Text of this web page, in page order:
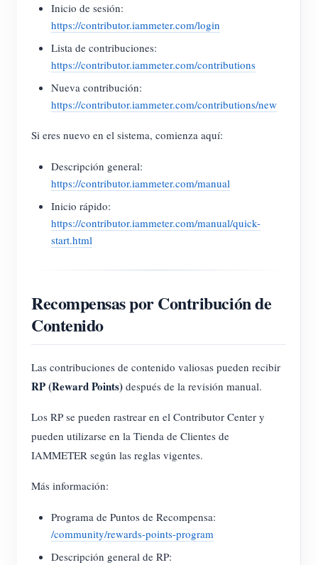
Inicio de sesión:
https://contributor.iammeter.com/login
Lista de contribuciones:
https://contributor.iammeter.com/contributions
Nueva contribución:
https://contributor.iammeter.com/contributions/new
Si eres nuevo en el sistema, comienza aquí:
Descripción general:
https://contributor.iammeter.com/manual
Inicio rápido:
https://contributor.iammeter.com/manual/quick-
start.html
Recompensas por Contribución de
Contenido
Las contribuciones de contenido valiosas pueden recibir
RP (Reward Points) después de la revisión manual.
Los RP se pueden rastrear en el Contributor Center y
pueden utilizarse en la Tienda de Clientes de
IAMMETER según las reglas vigentes.
Más información:
Programa de Puntos de Recompensa:
/community/rewards-points-program
Descripción general de RP: